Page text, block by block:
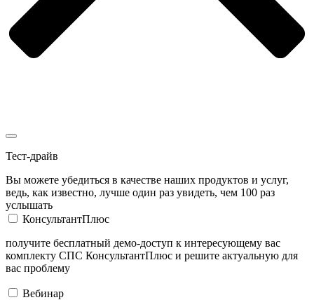
Тест-драйв
Вы можете убедиться в качестве наших продуктов и услуг,
ведь, как известно, лучше один раз увидеть, чем 100 раз
услышать
КонсультантПлюс
получите бесплатный демо-доступ к интересующему вас
комплекту СПС КонсультантПлюс и решите актуальную для
вас проблему
Вебинар